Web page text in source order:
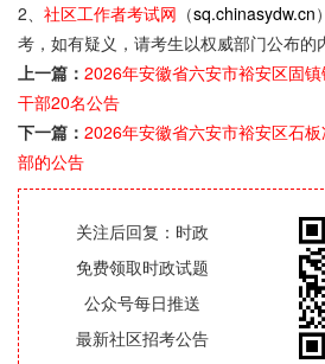
2、 社区工作者考试网 （sq.chinasydw.cn
考，如有疑义，请考生以权威部门公布的
上一篇： 2026年安徽省六安市裕安区固
干部20名公告
下一篇： 2026年安徽省六安市裕安区石
部的公告
关注后回复：时政
免费领取时政试题
公众号每日推送
最新社区招考公告